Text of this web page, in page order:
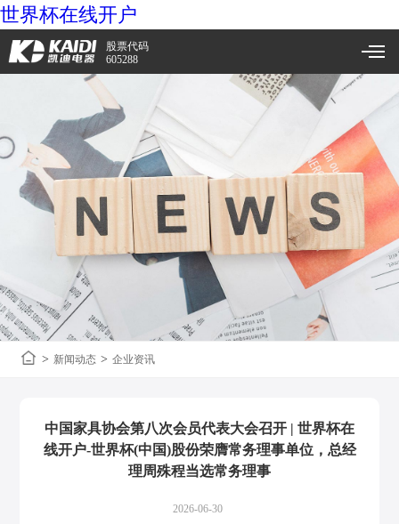
世界杯在线开户
股票代码
605288
> 新闻动态 > 企业资讯
中国家具协会第八次会员代表大会召开 | 世界杯在
线开户-世界杯(中国)股份荣膺常务理事单位，总经
理周殊程当选常务理事
2026-06-30